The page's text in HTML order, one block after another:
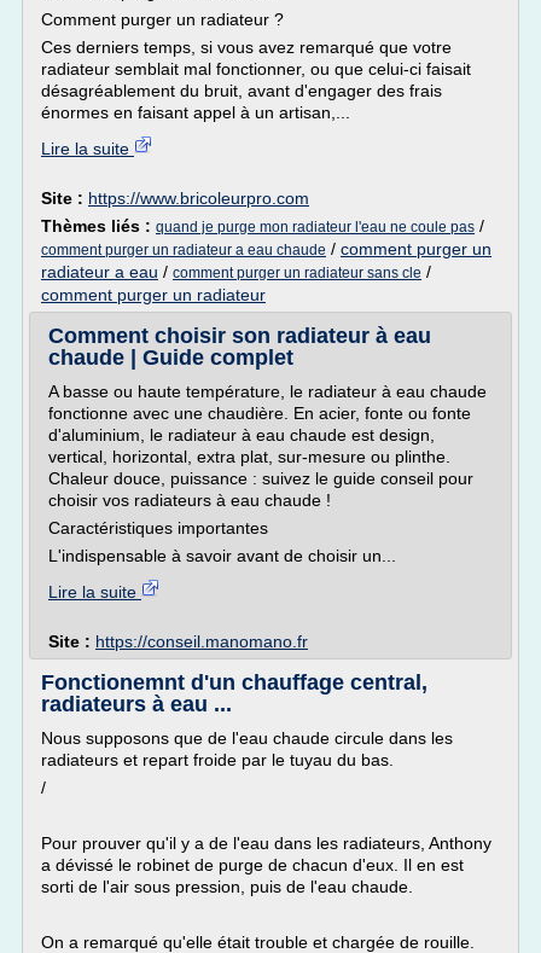
Comment purger un radiateur ?
Ces derniers temps, si vous avez remarqué que votre
radiateur semblait mal fonctionner, ou que celui-ci faisait
désagréablement du bruit, avant d'engager des frais
énormes en faisant appel à un artisan,...
Lire la suite
Site : https://www.bricoleurpro.com
Thèmes liés : quand je purge mon radiateur l'eau ne coule pas /
comment purger un radiateur a eau chaude / comment purger un
radiateur a eau / comment purger un radiateur sans cle /
comment purger un radiateur
Comment choisir son radiateur à eau
chaude | Guide complet
A basse ou haute température, le radiateur à eau chaude
fonctionne avec une chaudière. En acier, fonte ou fonte
d'aluminium, le radiateur à eau chaude est design,
vertical, horizontal, extra plat, sur-mesure ou plinthe.
Chaleur douce, puissance : suivez le guide conseil pour
choisir vos radiateurs à eau chaude !
Caractéristiques importantes
L'indispensable à savoir avant de choisir un...
Lire la suite
Site : https://conseil.manomano.fr
Fonctionemnt d'un chauffage central,
radiateurs à eau ...
Nous supposons que de l'eau chaude circule dans les
radiateurs et repart froide par le tuyau du bas.
/
Pour prouver qu'il y a de l'eau dans les radiateurs, Anthony
a dévissé le robinet de purge de chacun d'eux. Il en est
sorti de l'air sous pression, puis de l'eau chaude.
On a remarqué qu'elle était trouble et chargée de rouille.